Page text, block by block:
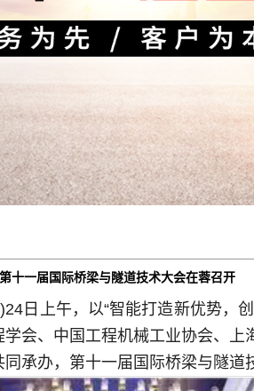
第十一届国际桥梁与隧道技术大会在蓉召开
日上午，以“智能打造新优势，
会、中国工程机械工业协会、
承办，第十一届国际桥梁与隧道